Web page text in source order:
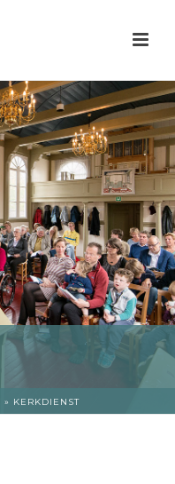
» KERKDIENST